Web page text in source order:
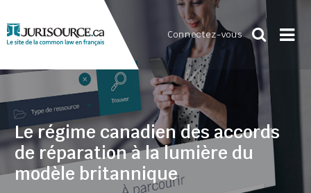
Connectez-vous
Le régime canadien des accords
de réparation à la lumière du
modèle britannique